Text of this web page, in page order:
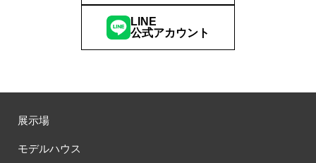
LINE
公式アカウント
展示場
モデルハウス